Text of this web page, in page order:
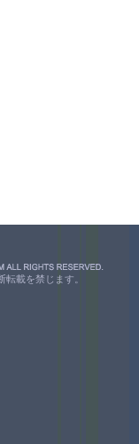
載を禁じます。